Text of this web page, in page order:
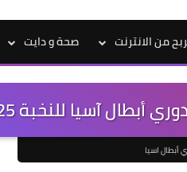
من الانترنت صحة و دايت
آسيا للنخبة 2025-2026
أبطال اسيا